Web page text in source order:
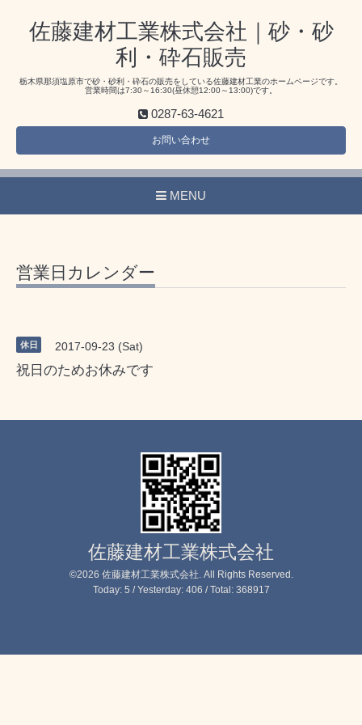
佐藤建材工業株式会社｜砂・砂
利・砕石販売
栃木県那須塩原市で砂・砂利・砕石の販売をしている佐藤建材工業のホームページです。
営業時間は7:30～16:30(昼休憩12:00～13:00)です。
0287-63-4621
お問い合わせ
MENU
営業日カレンダー
休日 2017-09-23 (Sat)
祝日のためお休みです
佐藤建材工業株式会社
©2026 佐藤建材工業株式会社 . All Rights Reserved.
Today: 5 / Yesterday: 406 / Total: 368917